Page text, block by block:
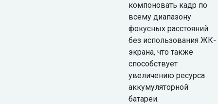
компоновать кадр по
всему диапазону
фокусных расстояний
без использования ЖК-
экрана, что также
способствует
увеличению ресурса
аккумуляторной
батареи.